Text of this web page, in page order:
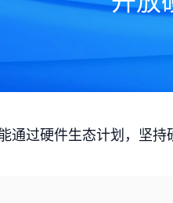
通过硬件生态计划，坚持